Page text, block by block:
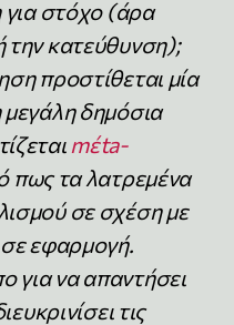
για στόχο (άρα
την κατεύθυνση);
προστίθεται μία
δημόσια
mέta-
πως τα λατρεμένα
σε σχέση με
εφαρμογή.
για να απαντήσει
τις